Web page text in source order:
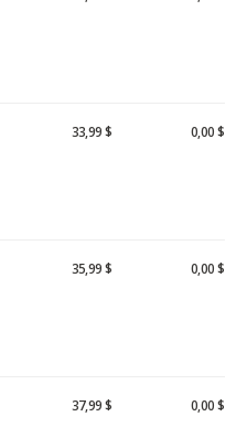
33,99 $ 0,00 $
35,99 $ 0,00 $
37,99 $ 0,00 $